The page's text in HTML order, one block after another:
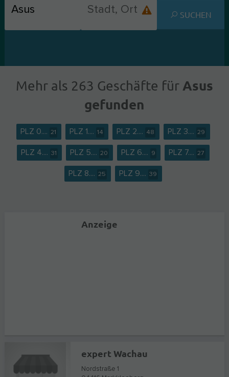
SUCHEN
Mehr als 263 Geschäfte fürAsus
gefunden
PLZ 0.... 21 PLZ 1.... 14 PLZ 2.... 48 PLZ 3.... 29
PLZ 4.... 31 PLZ 5.... 20 PLZ 6.... 9 PLZ 7.... 27
PLZ 8.... 25 PLZ 9.... 39
Anzeige
expert Wachau
Nordstraße 1